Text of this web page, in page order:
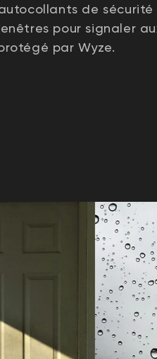
de sécurité
pour signaler
par Wyze.